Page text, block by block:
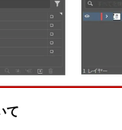
て